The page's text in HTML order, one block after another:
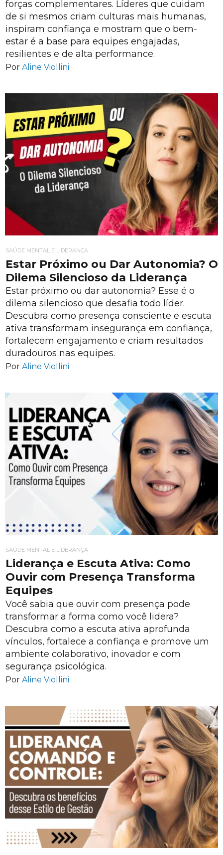
forças complementares. Líderes que cuidam
de si mesmos criam culturas mais humanas,
inspiram confiança e mostram que o bem-
estar é a base para equipes engajadas,
resilientes e de alta performance.
Por Aline Viollini
SAÚDE MENTAL E LIDERANÇA
Estar Próximo ou Dar Autonomia? O
Dilema Silencioso da Liderança
Estar próximo ou dar autonomia? Esse é o
dilema silencioso que desafia todo líder.
Descubra como presença consciente e escuta
ativa transformam insegurança em confiança,
fortalecem engajamento e criam resultados
duradouros nas equipes.
Por Aline Viollini
SAÚDE MENTAL E LIDERANÇA
Liderança e Escuta Ativa: Como
Ouvir com Presença Transforma
Equipes
Você sabia que ouvir com presença pode
transformar a forma como você lidera?
Descubra como a escuta ativa aprofunda
vínculos, fortalece a confiança e promove um
ambiente colaborativo, inovador e com
segurança psicológica.
Por Aline Viollini